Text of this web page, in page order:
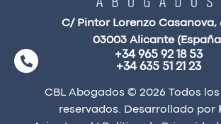
C/ Pintor Lorenzo Casanova,
03003 Alicante
+34 965 92 18 53
+34 635 51 21 23
CBL Abogados © 2026 Todos
reservados. Desarrollado por